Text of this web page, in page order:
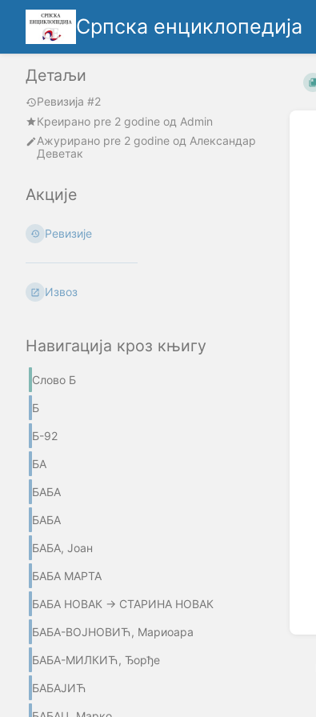
Српска енциклопедија
Детаљи
Ревизија #2
Креирано pre 2 godine oд Admin
Ажурирано pre 2 godine од Александар
Деветак
Акције
Ревизије
Извоз
Навигација кроз књигу
Слово Б
Б
Б-92
БА
БАБА
БАБА
БАБА, Јоан
БАБА МАРТА
БАБА НОВАК → СТАРИНА НОВАК
БАБА-ВОЈНОВИЋ, Мариоара
БАБА-МИЛКИЋ, Ђорђе
БАБАЈИЋ